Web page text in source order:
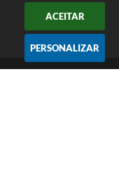
ACEITAR
PERSONALIZAR